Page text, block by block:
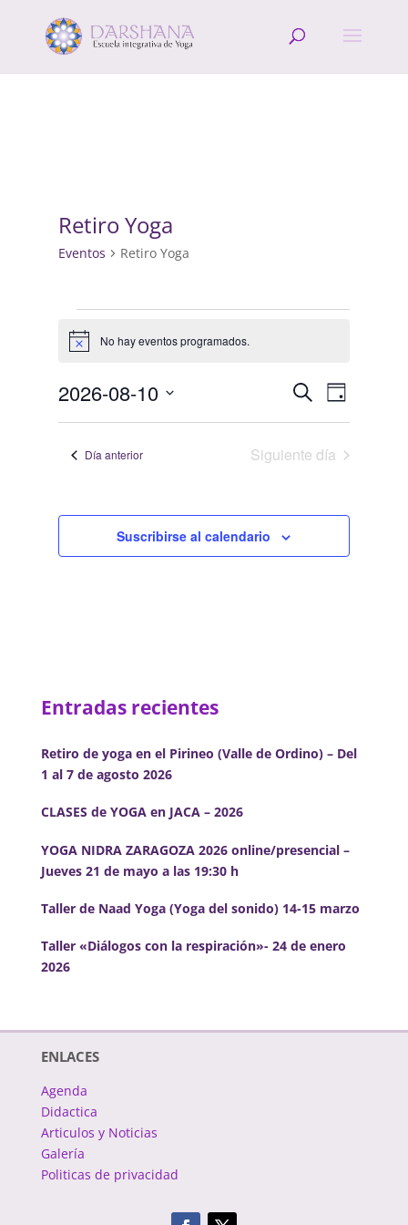
Retiro Yoga
Eventos Retiro Yoga
Eventos
en
agosto,
2026
Aviso No hay eventos programados.
de
y
de
Eventos
Buscar
de
vistas
de
Evento
Día
2026-08-10
fecha.Día anterior Siguiente día
Suscribirse al calendario
Entradas recientes
Retiro de yoga en el Pirineo (Valle de Ordino) – Del
1 al 7 de agosto 2026
CLASES de YOGA en JACA – 2026
YOGA NIDRA ZARAGOZA 2026 online/presencial –
Jueves 21 de mayo a las 19:30 h
Taller de Naad Yoga (Yoga del sonido) 14-15 marzo
Taller «Diálogos con la respiración»- 24 de enero
2026
ENLACES
Agenda
Didactica
Articulos y Noticias
Galería
Politicas de privacidad